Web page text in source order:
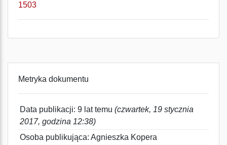
1503
Metryka dokumentu
Data publikacji: 9 lat temu (czwartek, 19 stycznia
2017, godzina 12:38)
Osoba publikująca: Agnieszka Kopera